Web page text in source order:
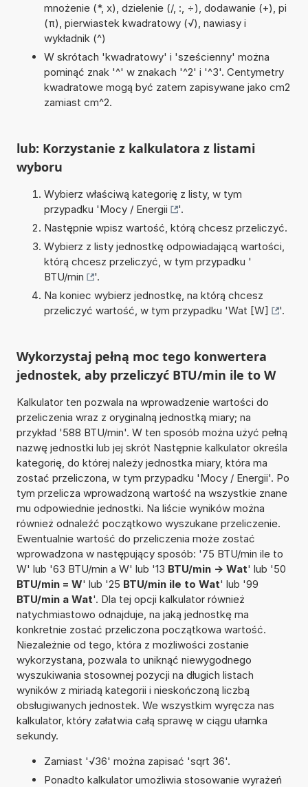
mnożenie (*, x), dzielenie (/, :, ÷), dodawanie (+), pi
(π), pierwiastek kwadratowy (√), nawiasy i
wykładnik (^)
W skrótach 'kwadratowy' i 'sześcienny' można
pominąć znak '^' w znakach '^2' i '^3'. Centymetry
kwadratowe mogą być zatem zapisywane jako cm2
zamiast cm^2.
lub: Korzystanie z kalkulatora z listami
wyboru
Wybierz właściwą kategorię z listy, w tym
przypadku 'Mocy / Energii
'.
Następnie wpisz wartość, którą chcesz przeliczyć.
Wybierz z listy jednostkę odpowiadającą wartości,
którą chcesz przeliczyć, w tym przypadku '
BTU/min
'.
Na koniec wybierz jednostkę, na którą chcesz
przeliczyć wartość, w tym przypadku 'Wat [W] '.
Wykorzystaj pełną moc tego konwertera
jednostek, aby przeliczyć BTU/min ile to W
Kalkulator ten pozwala na wprowadzenie wartości do
przeliczenia wraz z oryginalną jednostką miary; na
przykład '588 BTU/min'. W ten sposób można użyć pełną
nazwę jednostki lub jej skrót Następnie kalkulator określa
kategorię, do której należy jednostka miary, która ma
zostać przeliczona, w tym przypadku 'Mocy / Energii'. Po
tym przelicza wprowadzoną wartość na wszystkie znane
mu odpowiednie jednostki. Na liście wyników można
również odnaleźć początkowo wyszukane przeliczenie.
Ewentualnie wartość do przeliczenia może zostać
wprowadzona w następujący sposób: '75 BTU/min ile to
W' lub '63 BTU/min a W' lub '13 BTU/min -> Wat' lub '50
BTU/min = W' lub '25 BTU/min ile to Wat' lub '99
BTU/min a Wat'. Dla tej opcji kalkulator również
natychmiastowo odnajduje, na jaką jednostkę ma
konkretnie zostać przeliczona początkowa wartość.
Niezależnie od tego, która z możliwości zostanie
wykorzystana, pozwala to uniknąć niewygodnego
wyszukiwania stosownej pozycji na długich listach
wyników z miriadą kategorii i nieskończoną liczbą
obsługiwanych jednostek. We wszystkim wyręcza nas
kalkulator, który załatwia całą sprawę w ciągu ułamka
sekundy.
Zamiast '√36' można zapisać 'sqrt 36'.
Ponadto kalkulator umożliwia stosowanie wyrażeń